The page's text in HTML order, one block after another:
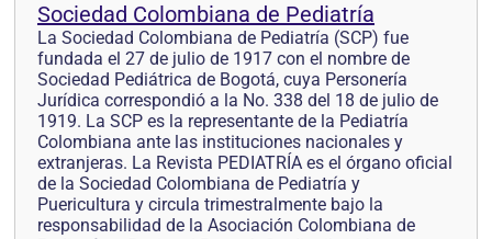
Sociedad Colombiana de Pediatría
La Sociedad Colombiana de Pediatría (SCP) fue
fundada el 27 de julio de 1917 con el nombre de
Sociedad Pediátrica de Bogotá, cuya Personería
Jurídica correspondió a la No. 338 del 18 de julio de
1919. La SCP es la representante de la Pediatría
Colombiana ante las instituciones nacionales y
extranjeras. La Revista PEDIATRÍA es el órgano oficial
de la Sociedad Colombiana de Pediatría y
Puericultura y circula trimestralmente bajo la
responsabilidad de la Asociación Colombiana de